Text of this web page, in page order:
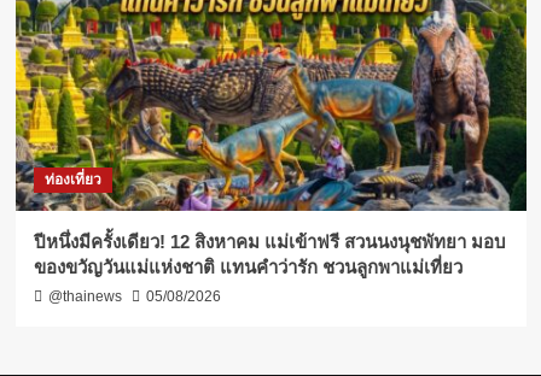
ท่องเที่ยว
ปีหนึ่งมีครั้งเดียว! 12 สิงหาคม แม่เข้าฟรี สวนนงนุชพัทยา มอบ
ของขวัญวันแม่แห่งชาติ แทนคำว่ารัก ชวนลูกพาแม่เที่ยว
@thainews 05/08/2026